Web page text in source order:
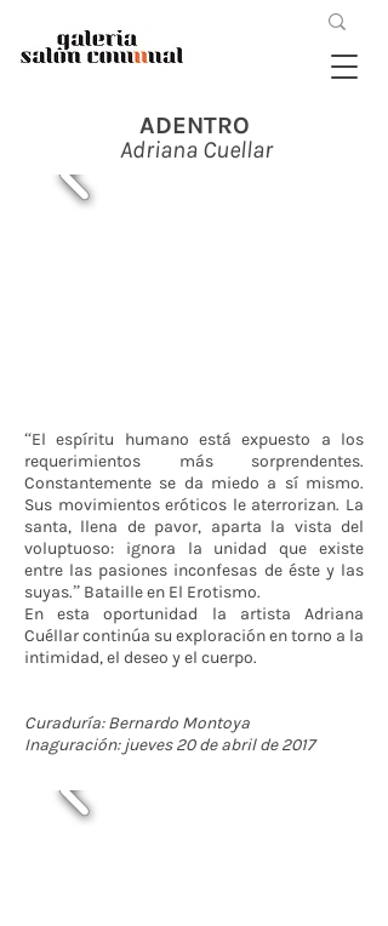
ADENTRO
Adriana Cuellar
“El espíritu humano está expuesto a los
requerimientos más sorprendentes.
Constantemente se da miedo a sí mismo.
Sus movimientos eróticos le aterrorizan. La
santa, llena de pavor, aparta la vista del
voluptuoso: ignora la unidad que existe
entre las pasiones inconfesas de éste y las
suyas.” Bataille en El Erotismo.
En esta oportunidad la artista Adriana
Cuéllar continúa su exploración en torno a la
intimidad, el deseo y el cuerpo.
Curaduría: Bernardo Montoya
Inaguración: jueves 20 de abril de 2017